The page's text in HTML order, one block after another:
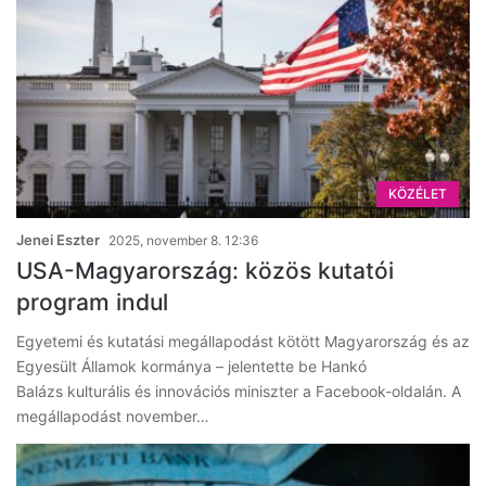
KÖZÉLET
Jenei Eszter 2025, november 8. 12:36
USA-Magyarország: közös kutatói
program indul
Egyetemi és kutatási megállapodást kötött Magyarország és az
Egyesült Államok kormánya – jelentette be Hankó
Balázs kulturális és innovációs miniszter a Facebook-oldalán. A
megállapodást november…